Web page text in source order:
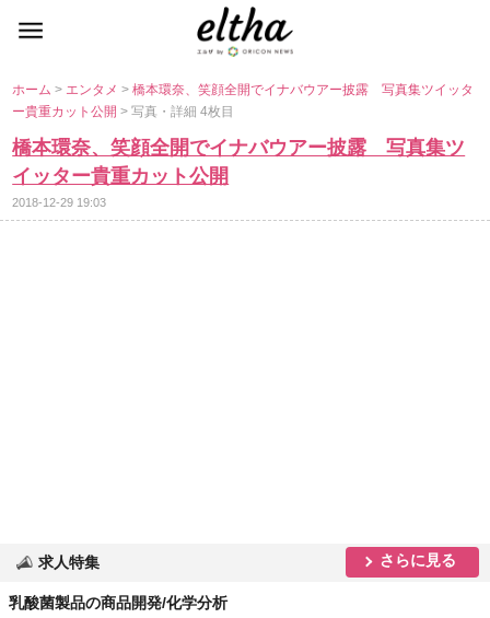
ホーム> エンタメ>橋本環奈、笑顔全開でイナバウアー披露 写真集ツイッタ
ー貴重カット公開> 写真・詳細 4枚目
橋本環奈、笑顔全開でイナバウアー披露 写真集ツ
イッター貴重カット公開
2018-12-29 19:03
求人特集 さらに見る
乳酸菌製品の商品開発/化学分析